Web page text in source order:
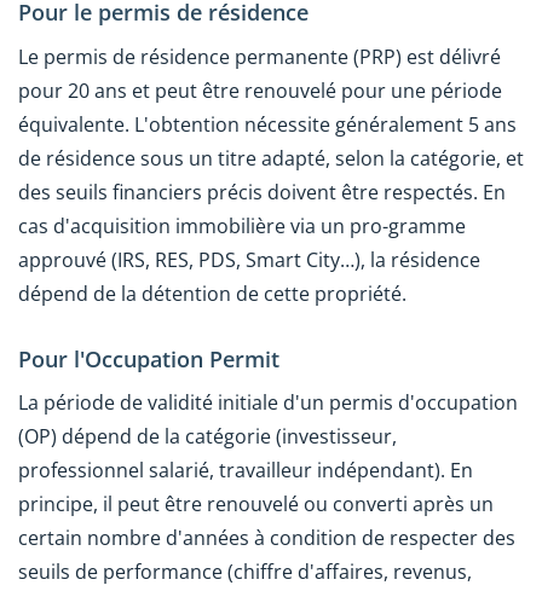
Pour le permis de résidence
Le permis de résidence permanente (PRP) est délivré
pour 20 ans et peut être renouvelé pour une période
équivalente. L'obtention nécessite généralement 5 ans
de résidence sous un titre adapté, selon la catégorie, et
des seuils financiers précis doivent être respectés. En
cas d'acquisition immobilière via un pro-gramme
approuvé (IRS, RES, PDS, Smart City…), la résidence
dépend de la détention de cette propriété.
Pour l'Occupation Permit
La période de validité initiale d'un permis d'occupation
(OP) dépend de la catégorie (investisseur,
professionnel salarié, travailleur indépendant). En
principe, il peut être renouvelé ou converti après un
certain nombre d'années à condition de respecter des
seuils de performance (chiffre d'affaires, revenus,